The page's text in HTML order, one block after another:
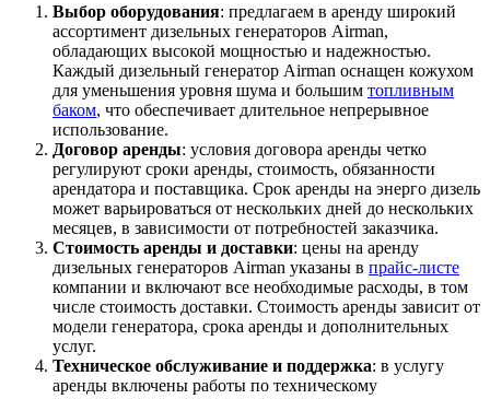
Выбор оборудования: предлагаем в аренду широкий
ассортимент дизельных генераторов Airman,
обладающих высокой мощностью и надежностью.
Каждый дизельный генератор Airman оснащен кожухом
для уменьшения уровня шума и большим топливным
баком, что обеспечивает длительное непрерывное
использование.
Договор аренды: условия договора аренды четко
регулируют сроки аренды, стоимость, обязанности
арендатора и поставщика. Срок аренды на энерго дизель
может варьироваться от нескольких дней до нескольких
месяцев, в зависимости от потребностей заказчика.
Стоимость аренды и доставки: цены на аренду
дизельных генераторов Airman указаны в прайс-листе
компании и включают все необходимые расходы, в том
числе стоимость доставки. Стоимость аренды зависит от
модели генератора, срока аренды и дополнительных
услуг.
Техническое обслуживание и поддержка: в услугу
аренды включены работы по техническому